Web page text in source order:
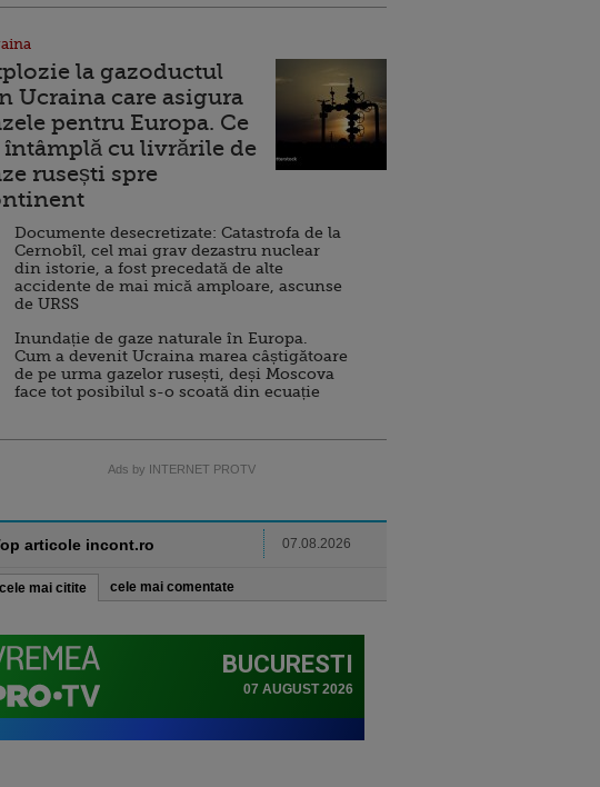
la gazoductul
Ucraina care asigura
pentru Europa. Ce
întâmplă cu livrările de
rusești spre
Documente desecretizate: Catastrofa de la
Cernobîl, cel mai grav dezastru nuclear
din istorie, a fost precedată de alte
accidente de mai mică amploare, ascunse
de URSS
Inundație de gaze naturale în Europa.
Cum a devenit Ucraina marea câștigătoare
de pe urma gazelor rusești, deși Moscova
face tot posibilul s-o scoată din ecuație
Ads by INTERNET PROTV
articole incont.ro 07.08.2026
cele mai citite cele mai comentate